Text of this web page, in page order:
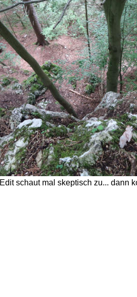
Edit schaut mal skeptisch zu... dann